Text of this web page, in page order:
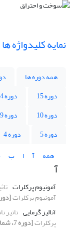
نمایه کلیدواژه ها
همه دوره ها
دوره 15
دوره 14
دوره 10
دوره 9
دوره 5
دوره 4
همه
آ ا ب
آ
آمونیوم پرکلرات
آمونیوم پرکلرات[دوره 7، شماره 2،
آنالیز گرمایی تاثیر
پرکلرات[دوره 7، شماره 2، 1393، صفحه 49-59]